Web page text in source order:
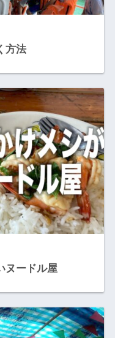
方法
ヌードル屋